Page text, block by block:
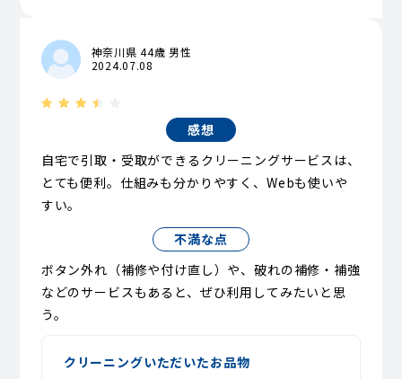
神奈川県 44歳 男性
2024.07.08
感想
自宅で引取・受取ができるクリーニングサービスは、
とても便利。仕組みも分かりやすく、Webも使いや
すい。
不満な点
ボタン外れ（補修や付け直し）や、破れの補修・補強
などのサービスもあると、ぜひ利用してみたいと思
う。
クリーニングいただいたお品物